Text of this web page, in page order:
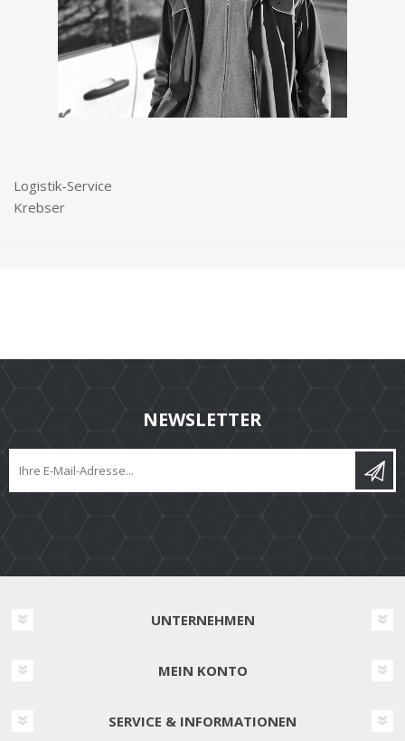
Logistik-Service
Krebser
NEWSLETTER
UNTERNEHMEN
MEIN KONTO
SERVICE & INFORMATIONEN